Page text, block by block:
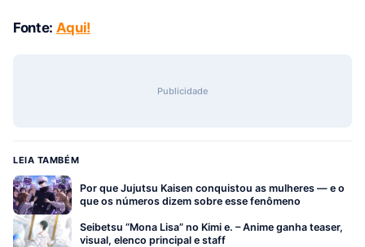
Fonte: Aqui!
Publicidade
LEIA TAMBÉM
Por que Jujutsu Kaisen conquistou as mulheres — e o
que os números dizem sobre esse fenômeno
Seibetsu “Mona Lisa” no Kimi e. – Anime ganha teaser,
visual, elenco principal e staff